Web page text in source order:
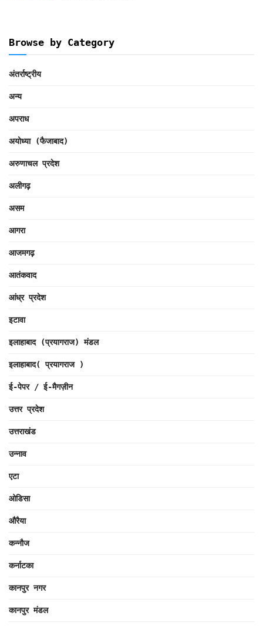
Browse by Category
अंतर्राष्ट्रीय
अन्य
अपराध
अयोध्या (फैजाबाद)
अरुणाचल प्रदेश
अलीगढ़
असम
आगरा
आजमगढ़
आतंकवाद
आंध्र प्रदेश
इटावा
इलाहाबाद (प्रयागराज) मंडल
इलाहाबाद( प्रयागराज )
ई-पेपर / ई-मैगज़ीन
उत्तर प्रदेश
उत्तराखंड
उन्नाव
एटा
ओडिसा
औरैया
कन्नौज
कर्नाटका
कानपुर नगर
कानपुर मंडल